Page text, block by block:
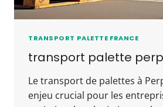
TRANSPORT PALETTE FRANCE
transport palette
Le transport de palettes à
enjeu crucial pour les